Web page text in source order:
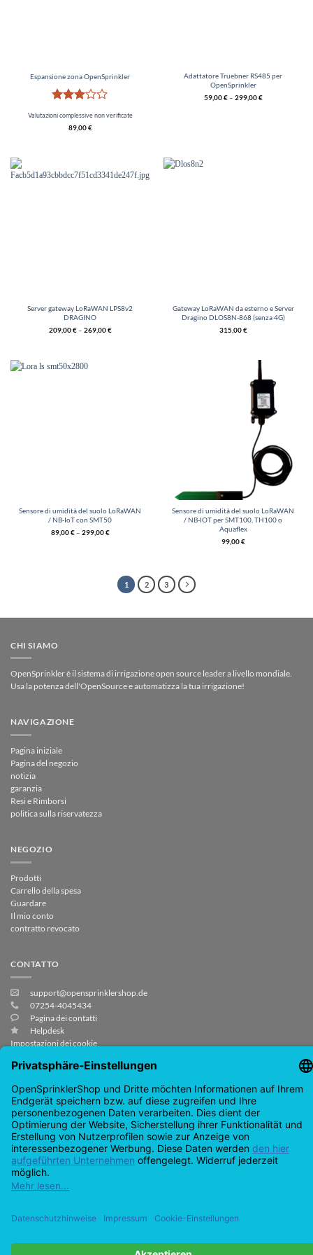
Espansione zona OpenSprinkler
Valutato
vedi
Valutazioni complessive non verificate
89,00€
Adattatore Truebner RS485 per
OpenSprinkler
59,00€– 299,00€
Server gateway LoRaWAN LPS8v2
DRAGINO
209,00€– 269,00€
Gateway LoRaWAN da esterno e Server
Dragino DLOS8N-868 (senza 4G)
315,00€
Sensore di umidità del suolo LoRaWAN
/ NB-IoT con SMT50
89,00€– 299,00€
Sensore di umidità del suolo LoRaWAN
/ NB-IOT per SMT100, TH100 o
Aquaflex
99,00€
1 2 3
CHI SIAMO
OpenSprinkler è il sistema di irrigazione open source leader a livello mondiale.
Usa la potenza dell'OpenSource e automatizza la tua irrigazione!
NAVIGAZIONE
Pagina iniziale
Pagina del negozio
notizia
garanzia
Resi e Rimborsi
politica sulla riservatezza
NEGOZIO
Prodotti
Carrello della spesa
Guardare
Il mio conto
contratto revocato
CONTATTO
support@opensprinklershop.de
07254-4045434
Pagina dei contatti
Helpdesk
Impostazioni dei cookie
GooglePayPayPal ContrassegnoVisti MasterCardAmazzonia
Carta
di
credito
Ideale ApplePaga BanContact
Diritto d'autore 2026© Casella di controllo IT GmbH
Tutti i prezzi incl. I.V.A.
RECEDERE DAL CONTRATTO